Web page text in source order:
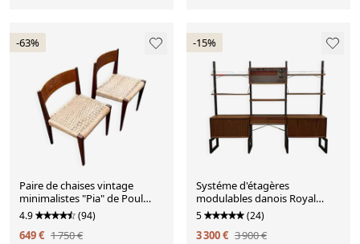
-63%
Paire de chaises vintage
minimalistes "Pia" de Poul
Cadovius pour Royal
Persiennen, Danemark
4.9 (94)
649 € 1 750 €
-15%
Systéme d'étagères
modulables danois Royal
System par Poul Cadovius
5 (24)
3 300 € 3 900 €